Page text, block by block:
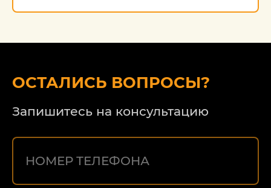
ОСТАЛИСЬ ВОПРОСЫ?
Запишитесь на консультацию